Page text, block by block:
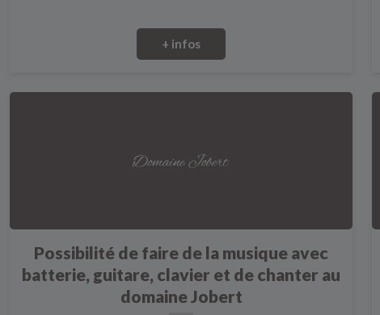
+ infos
Possibilité de faire de la musique avec
batterie, guitare, clavier et de chanter au
domaine Jobert